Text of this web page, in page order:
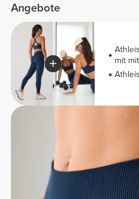
Angebote
mit